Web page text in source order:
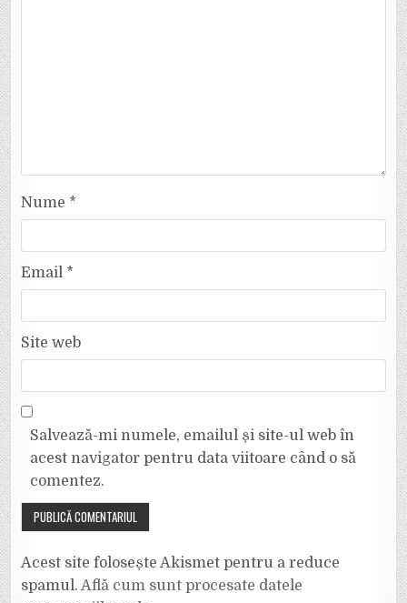
Nume *
Email *
Site web
Salvează-mi numele, emailul și site-ul web în
acest navigator pentru data viitoare când o să
comentez.
Acest site folosește Akismet pentru a reduce
spamul. Află cum sunt procesate datele